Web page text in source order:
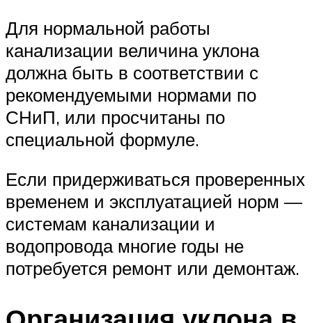
Для нормальной работы
канализации величина уклона
должна быть в соответствии с
рекомендуемыми нормами по
СНиП, или просчитаны по
специальной формуле.
Если придерживаться проверенных
временем и эксплуатацией норм —
системам канализации и
водопровода многие годы не
потребуется ремонт или демонтаж.